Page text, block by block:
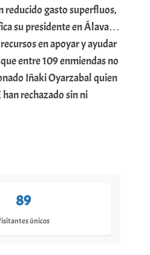
reducido gasto superfluos,
su presidente en Álava…
en apoyar y ayudar
entre 109 enmiendas no
Iñaki Oyarzabal quien
rechazado sin ni
89
únicos